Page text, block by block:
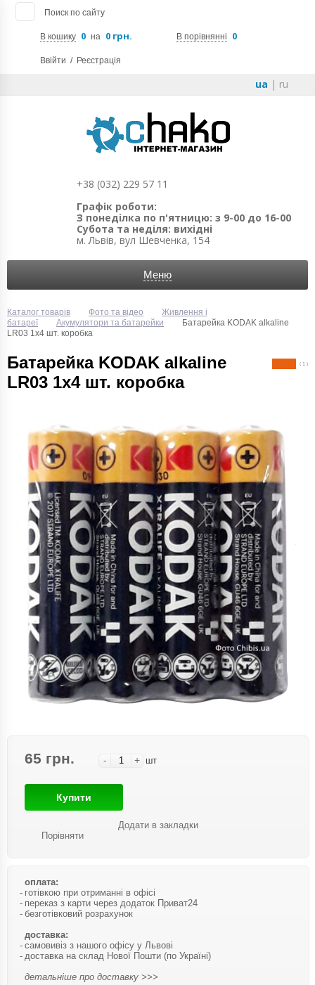
Поиск по сайту
В кошику 0 на 0 грн. В порівнянні 0
Ввійти / Реєстрація
ua | ru
+38 (032) 229 57 11
Графік роботи:
З понеділка по п'ятницю: з 9-00 до 16-00
Субота та неділя: вихідні
м. Львів, вул Шевченка, 154
Меню
Каталог товарів Фото та відео
Живлення і
батареї
Акумулятори та батарейки
Батарейка KODAK alkaline
LR03 1x4 шт. коробка
Батарейка KODAK alkaline
LR03 1x4 шт. коробка
( 1 )
65 грн. - + шт
Купити
Порівняти
Додати в закладки
оплата:
готівкою при отриманні в офісі
переказ з карти через додаток Приват24
безготівковий розрахунок
доставка:
самовивіз з нашого офісу у Львові
доставка на склад Нової Пошти (по Україні)
детальніше про доставку >>>